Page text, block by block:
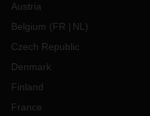
Austria
Belgium (FR NL )
Czech Republic
Denmark
Finland
France